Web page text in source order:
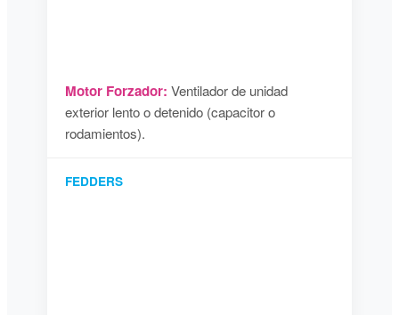
Motor Forzador: Ventilador de unidad
exterior lento o detenido (capacitor o
rodamientos).
FEDDERS